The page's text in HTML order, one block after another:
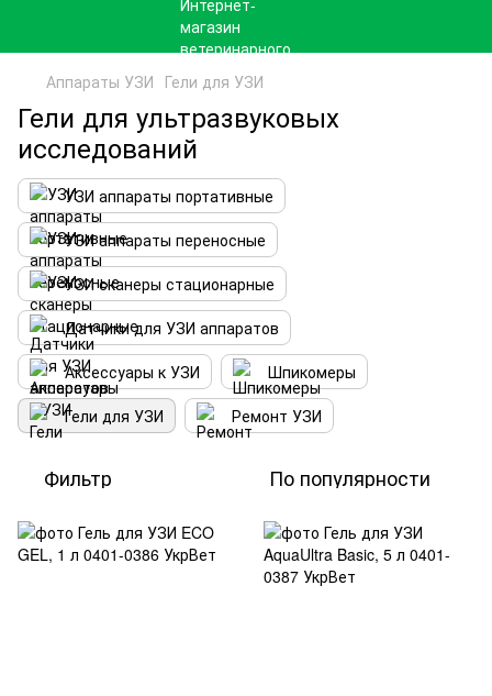
Аппараты УЗИ Гели для УЗИ
Гели для ультразвуковых
исследований
УЗИ аппараты портативные
УЗИ аппараты переносные
УЗИ сканеры стационарные
Датчики для УЗИ аппаратов
Аксессуары к УЗИ
Шпикомеры
Гели для УЗИ
Ремонт УЗИ
Фильтр По популярности